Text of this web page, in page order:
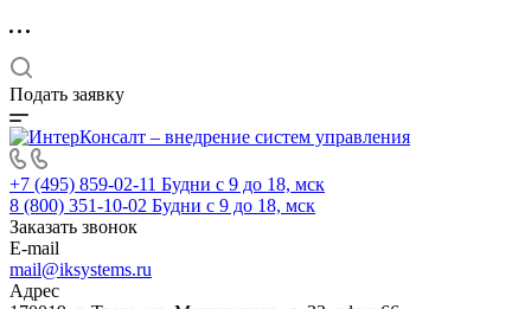
Подать заявку
+7 (495) 859-02-11 Будни с 9 до 18, мск
8 (800) 351-10-02 Будни с 9 до 18, мск
Заказать звонок
E-mail
mail@iksystems.ru
Адрес